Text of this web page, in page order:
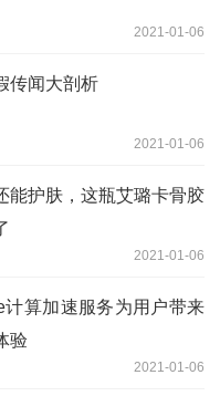
2021-01-06
传闻大剖析
2021-01-06
能护肤，这瓶艾璐卡骨胶
2021-01-06
计算加速服务为用户带来
验
2021-01-06